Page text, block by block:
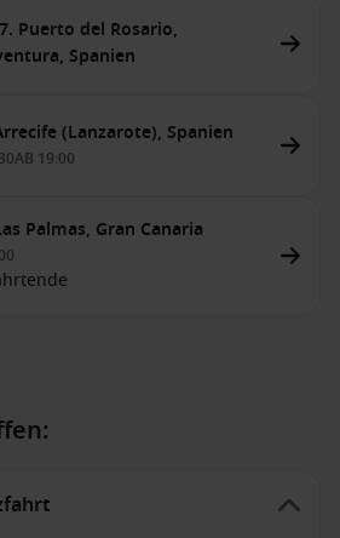
Puerto del Rosario,
Spanien
(Lanzarote), Spanien
AB 19:00
Palmas, Gran Canaria